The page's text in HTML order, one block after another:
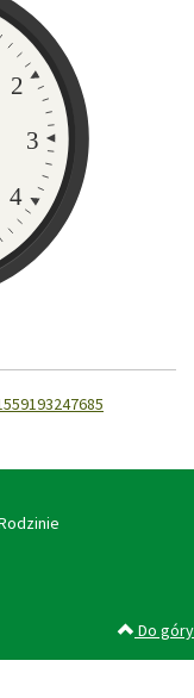
2
3
4
Do góry